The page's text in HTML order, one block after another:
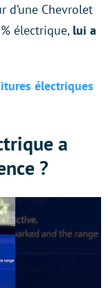
d’une Chevrolet
électrique, lui a
électriques
a
?